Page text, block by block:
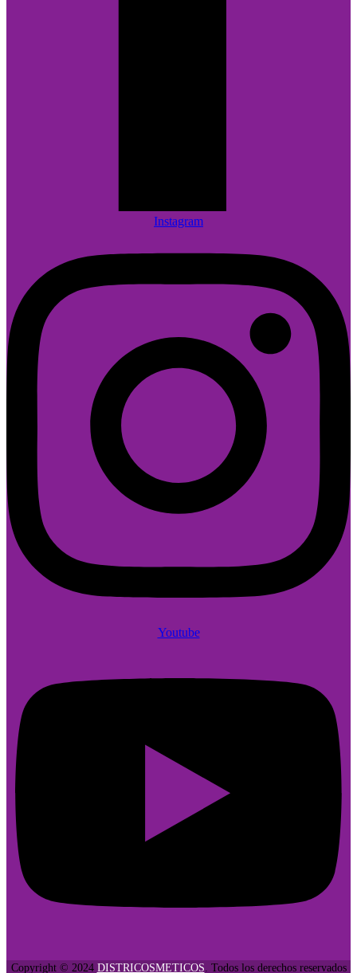
Instagram
Youtube
Copyright © 2024 DISTRICOSMETICOS . Todos los derechos reservados